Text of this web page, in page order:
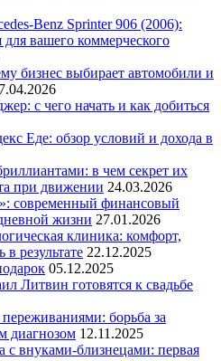
Benz Sprinter 906 (2006):
вашего коммерческого
бизнес выбирает автомобили и
с чего начать и как добиться
Еде: обзор условий и дохода в
в чем секрет их
при движении 24.03.2026
современный финансовый
жизни 27.01.2026
клиника: комфорт,
в результате 22.12.2025
05.12.2025
Литвин готовятся к свадьбе
борьба за
диагнозом 12.11.2025
с внуками-близнецами: первая